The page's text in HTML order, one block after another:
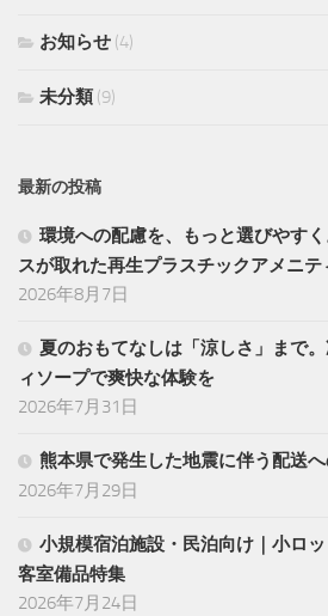
お知らせ (4)
未分類 (9)
最新の投稿
環境への配慮を、もっと選びやす
スが取れた再生プラスチックアメニテ
2026年8月7日
夏のおもてなしは「涼しさ」まで
ィソープで爽快な体験を
2026年7月31日
熊本県で発生した地震に伴う配送
2026年7月29日
小規模宿泊施設・民泊向け｜小ロ
客室備品特集
2026年7月24日